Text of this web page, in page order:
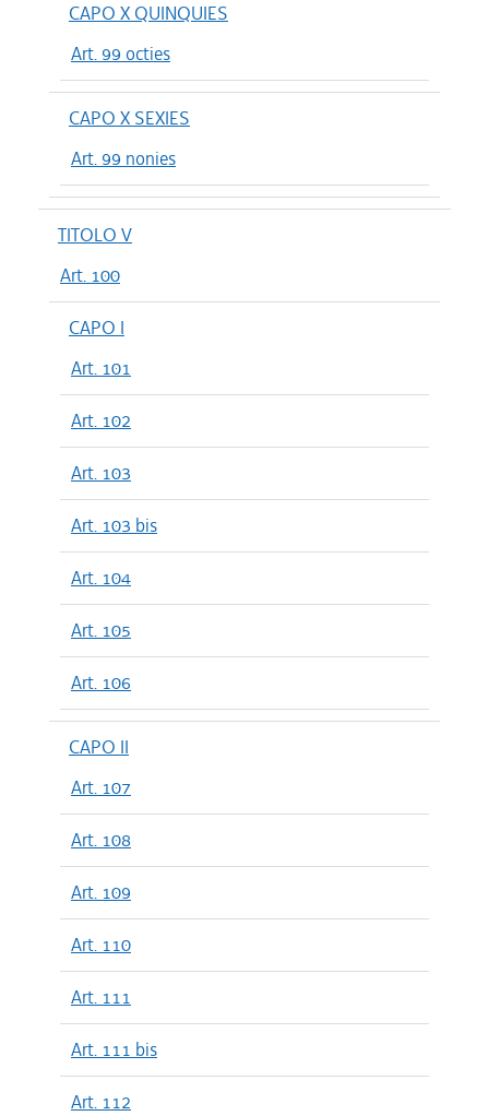
CAPO X QUINQUIES
Art. 99 octies
CAPO X SEXIES
Art. 99 nonies
TITOLO V
Art. 100
CAPO I
Art. 101
Art. 102
Art. 103
Art. 103 bis
Art. 104
Art. 105
Art. 106
CAPO II
Art. 107
Art. 108
Art. 109
Art. 110
Art. 111
Art. 111 bis
Art. 112